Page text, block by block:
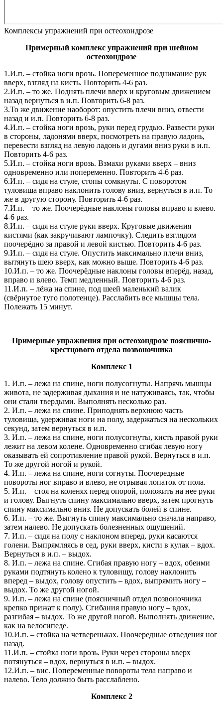
Комплексы упражнений при остеохондрозе
Примерный комплекс упражнений при шейном
остеохондрозе
1.И.п. – стойка ноги врозь. Попеременное поднимание рук
вверх, взгляд на кисть. Повторить 4-6 раз.
2.И.п. – то же. Поднять плечи вверх и круговым движением
назад вернуться в и.п. Повторить 6-8 раз.
3.То же движение наоборот: опустить плечи вниз, отвести
назад и и.п. Повторить 6-8 раз.
4.И.п. – стойка ноги врозь, руки перед грудью. Развести руки
в стороны, ладонями вверх, посмотреть на правую ладонь,
перевести взгляд на левую ладонь и дугами вниз руки в и.п.
Повторить 4-6 раз.
5.И.п. – стойка ноги врозь. Взмахи руками вверх – вниз
одновременно или попеременно. Повторить 4-6 раз.
6.И.п. – сидя на стуле, стопы сомкнуты. С поворотом
туловища вправо наклонить голову вниз, вернуться в и.п. То
же в другую сторону. Повторить 4-6 раз.
7.И.п. – то же. Поочерёдные наклоны головы вправо и влево.
4-6 раз.
8.И.п. – сидя на стуле руки вверх. Круговые движения
кистями (как закручивают лампочку). Следить взглядом
поочерёдно за правой и левой кистью. Повторить 4-6 раз.
9.И.п. – сидя на стуле. Опустить максимально плечи вниз,
вытянуть шею вверх, как можно выше. Повторить 4-6 раз.
10.И.п. – то же. Поочерёдные наклоны головы вперёд, назад,
вправо и влево. Темп медленный. Повторить 4-6 раз.
11.И.п. – лёжа на спине, под шеей маленький валик
(свёрнутое туго полотенце). Расслабить все мышцы тела.
Полежать 15 минут.
Примерные упражнения при остеохондрозе пояснично-
крестцового отдела позвоночника
Комплекс 1
1. И.п. – лежа на спине, ноги полусогнуты. Напрячь мышцы
живота, не задерживая дыхания и не натуживаясь, так, чтобы
они стали твердыми. Выполнять несколько раз.
2. И.п. – лежа на спине. Приподнять верхнюю часть
туловища, удерживая ноги на полу, задержаться на нескольких
секунд, затем вернуться в и.п.
3. И.п. – лежа на спине, ноги полусогнуты, кисть правой руки
лежит на левом колене. Одновременно сгибая левую ногу
оказывать ей сопротивление правой рукой. Вернуться в и.п.
То же другой ногой и рукой.
4. И.п. – лежа на спине, ноги согнуты. Поочередные
повороты ног вправо и влево, не отрывая лопаток от пола.
5. И.п. – стоя на коленях перед опорой, положить на нее руки
и голову. Выгнуть спину максимально вверх, затем прогнуть
спину максимально вниз. Не допускать болей в спине.
6. И.п. – то же. Выгнуть спину максимально сначала направо,
затем налево. Не допускать болезненных ощущений.
7. И.п. – сидя на полу с наклоном вперед, руки касаются
голени. Выпрямляясь в сед, руки вверх, кисти в кулак – вдох.
Вернуться в и.п. – выдох.
8. И.п. – лежа на спине. Сгибая правую ногу – вдох, обеими
руками подтянуть колено к туловищу, голову наклонить
вперед – выдох, голову опустить – вдох, выпрямить ногу –
выдох. То же другой ногой.
9. И.п. – лежа на спине (поясничный отдел позвоночника
крепко прижат к полу). Сгибания правую ногу – вдох,
разгибая – выдох. То же другой ногой. Выполнять движение,
как на велосипеде.
10.И.п. – стойка на четвереньках. Поочередные отведения ног
назад.
11.И.п. – стойка ноги врозь. Руки через стороны вверх
потянуться – вдох, вернуться в и.п. – выдох.
12.И.п. – вис. Попеременные повороты тела направо и
налево. Тело должно быть расслаблено.
Комплекс 2